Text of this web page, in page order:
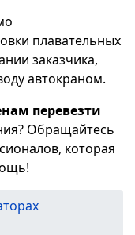
плавательных
заказчика,
автокраном.
перевезти
Обращайтесь
которая